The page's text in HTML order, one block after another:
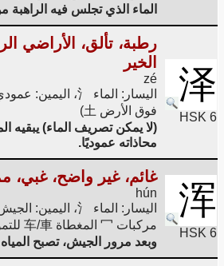
الماء الذي تجلس فيه الراهبة
泽
HSK 6
رطبة، تألق، الأراضي
الخير
zé
فوق الأرض 土)
(لا يمكن تصريف الماء) يبقيه
محاذاته عموديًا.
浑
HSK 6
غائم، غير واضح، غبي،
hún
مركبات 冖 المغطاة 车/車 للتمويه)
وبعد مرور الجيش، تصبح